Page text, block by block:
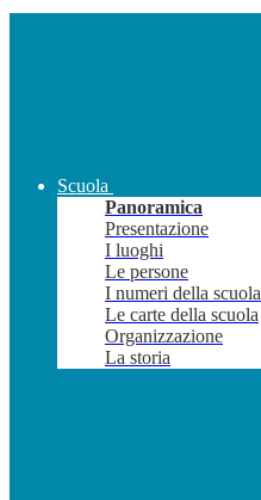
Scuola
Panoramica
Presentazione
I luoghi
Le persone
I numeri della scuola
Le carte della scuola
Organizzazione
La storia